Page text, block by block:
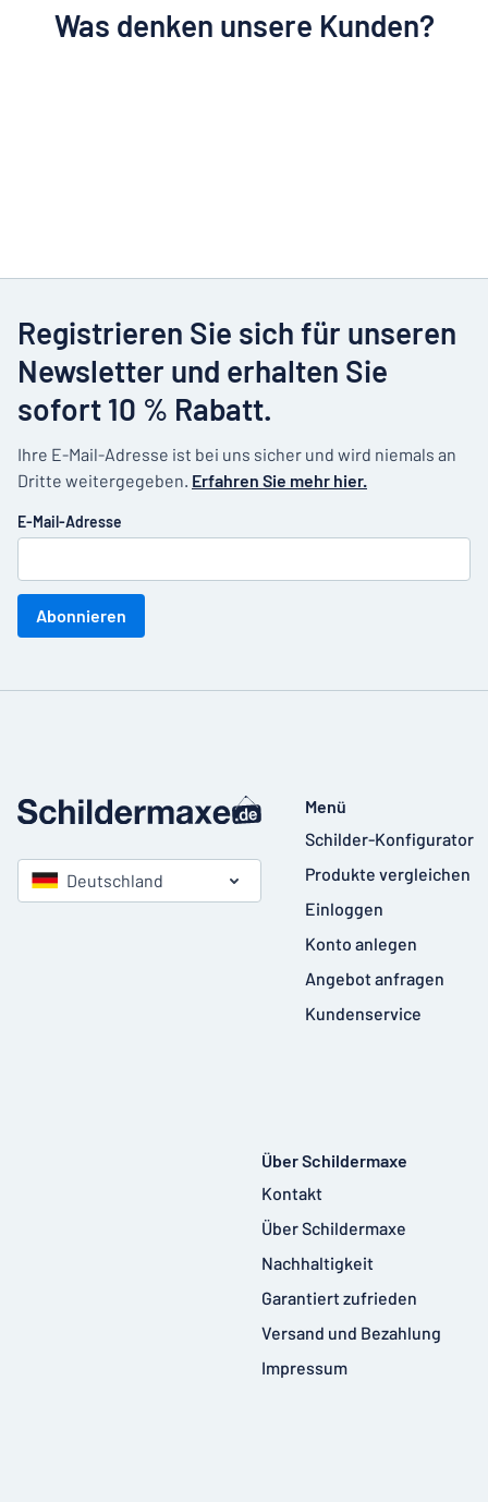
Was denken unsere Kunden?
Registrieren Sie sich für unseren
Newsletter und erhalten Sie
sofort 10 % Rabatt.
Ihre E-Mail-Adresse ist bei uns sicher und wird niemals an
Dritte weitergegeben. Erfahren Sie mehr hier.
E-Mail-Adresse
Abonnieren
Deutschland
Menü
Schilder-Konfigurator
Produkte vergleichen
Einloggen
Konto anlegen
Angebot anfragen
Kundenservice
Über Schildermaxe
Kontakt
Über Schildermaxe
Nachhaltigkeit
Garantiert zufrieden
Versand und Bezahlung
Impressum